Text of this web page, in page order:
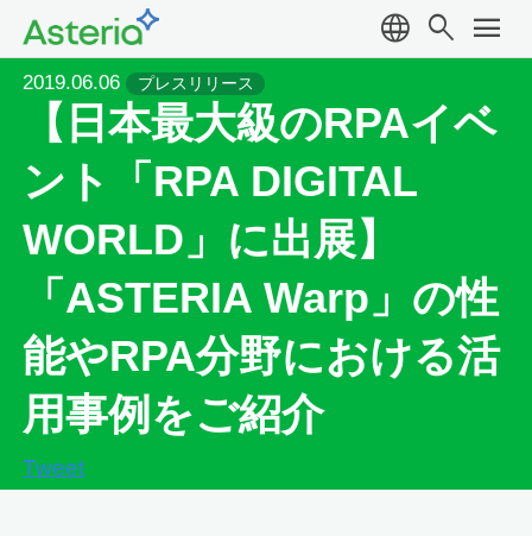
language search menu
2019.06.06 プレスリリース
【日本最大級のRPAイベ
ント「RPA DIGITAL
WORLD」に出展】
「ASTERIA Warp」の性
能やRPA分野における活
用事例をご紹介
Tweet